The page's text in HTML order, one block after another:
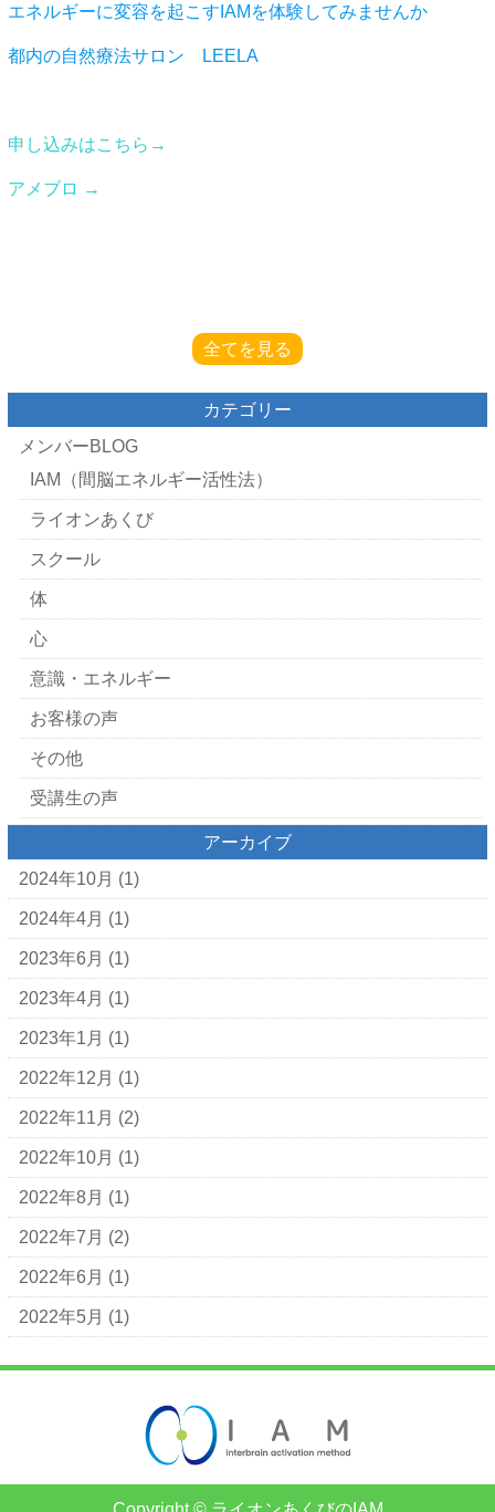
エネルギーに変容を起こすIAMを体験してみませんか
都内の自然療法サロン LEELA
申し込みはこちら→
アメブロ →
全てを見る
カテゴリー
メンバーBLOG
IAM（間脳エネルギー活性法）
ライオンあくび
スクール
体
心
意識・エネルギー
お客様の声
その他
受講生の声
アーカイブ
2024年10月 (1)
2024年4月 (1)
2023年6月 (1)
2023年4月 (1)
2023年1月 (1)
2022年12月 (1)
2022年11月 (2)
2022年10月 (1)
2022年8月 (1)
2022年7月 (2)
2022年6月 (1)
2022年5月 (1)